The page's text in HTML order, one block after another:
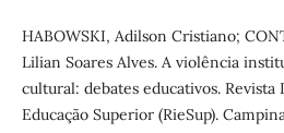
HABOWSKI, Adilson Cristiano;
Lilian Soares Alves. A violência
cultural: debates educativos.
Educação Superior (RieSup).